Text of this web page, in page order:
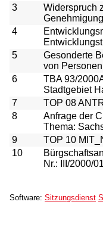
3
Widerspruch
4
5
Gesonderte
von
6
TBA 93/
Stadtgebiet
7
TOP 08
8
Anfrage der
Thema:
9
TOP 10
10
Nr.: III/2000/
Software: Sitzungsdienst